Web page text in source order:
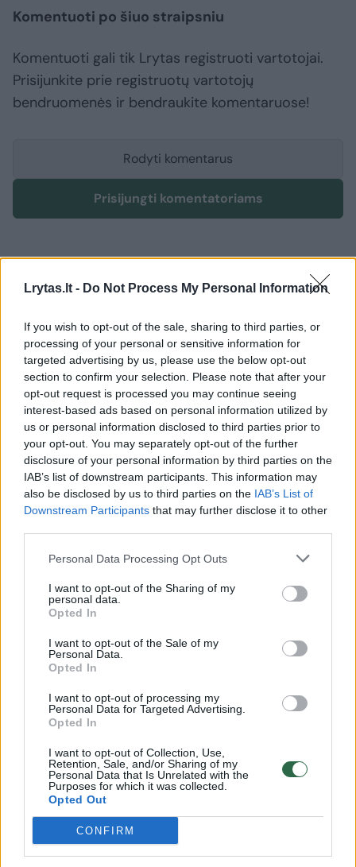
Lrytas.lt - Do Not Process My Personal Information
If you wish to opt-out of the sale, sharing to third parties, or
processing of your personal or sensitive information for
targeted advertising by us, please use the below opt-out
section to confirm your selection. Please note that after your
opt-out request is processed you may continue seeing
interest-based ads based on personal information utilized by
us or personal information disclosed to third parties prior to
your opt-out. You may separately opt-out of the further
disclosure of your personal information by third parties on the
IAB’s list of downstream participants. This information may
also be disclosed by us to third parties on the IAB’s List of
Downstream Participants that may further disclose it to other
Personal Data Processing Opt Outs
I want to opt-out of the Sharing of my
personal data.
Opted In
I want to opt-out of the Sale of my
Personal Data.
Opted In
I want to opt-out of processing my
Personal Data for Targeted Advertising.
Opted In
I want to opt-out of Collection, Use,
Retention, Sale, and/or Sharing of my
Personal Data that Is Unrelated with the
Purposes for which it was collected.
Opted Out
CONFIRM
Komentuoti po šiuo straipsniu
Komentuoti gali tik Lrytas registruoti vartotojai.
Prisijunkite prie registruotų vartotojų
bendruomenės ir bendraukite komentaruose!
Rodyti komentarus
Prisijungti komentatoriams
Sportas Futbolas
Siaubinga tragedija futbolo
aikštėje: trenkus žaibui žuvo
futbolininkas(1)
2026 m. rugpjūčio 7 d. 18:30
Lrytas.lt
Futbolo rungtynės Tailande baigėsi
kraupia tragedija. Žaibui trenkus tiesiai į
aikštę, žuvo 24 metų futbolininkas, o dar
12 žmonių patyrė įvairių sužalojimų.